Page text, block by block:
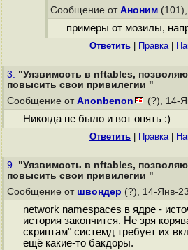
Сообщение от Аноним
примеры от мозилы,
Ответить Правка|
3. "Уязвимость в nftables,
повысить свои привилегии "
Сообщение от Anonbenon (?), 14-
Никогда не было и вот опять :)
Ответить Правка|
9. "Уязвимость в nftables,
повысить свои привилегии "
Сообщение от швондер (?), 14-Янв-
network namespaces в ядре -
история закончится. Не зря
скриптам" системд требует их
ещё какие-то бакдоры.